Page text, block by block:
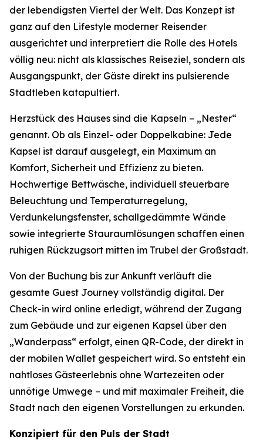
der lebendigsten Viertel der Welt. Das Konzept ist
ganz auf den Lifestyle moderner Reisender
ausgerichtet und interpretiert die Rolle des Hotels
völlig neu: nicht als klassisches Reiseziel, sondern als
Ausgangspunkt, der Gäste direkt ins pulsierende
Stadtleben katapultiert.
Herzstück des Hauses sind die Kapseln – „Nester“
genannt. Ob als Einzel- oder Doppelkabine: Jede
Kapsel ist darauf ausgelegt, ein Maximum an
Komfort, Sicherheit und Effizienz zu bieten.
Hochwertige Bettwäsche, individuell steuerbare
Beleuchtung und Temperaturregelung,
Verdunkelungsfenster, schallgedämmte Wände
sowie integrierte Stauraumlösungen schaffen einen
ruhigen Rückzugsort mitten im Trubel der Großstadt.
Von der Buchung bis zur Ankunft verläuft die
gesamte Guest Journey vollständig digital. Der
Check-in wird online erledigt, während der Zugang
zum Gebäude und zur eigenen Kapsel über den
„Wanderpass“ erfolgt, einen QR-Code, der direkt in
der mobilen Wallet gespeichert wird. So entsteht ein
nahtloses Gästeerlebnis ohne Wartezeiten oder
unnötige Umwege – und mit maximaler Freiheit, die
Stadt nach den eigenen Vorstellungen zu erkunden.
Konzipiert für den Puls der Stadt